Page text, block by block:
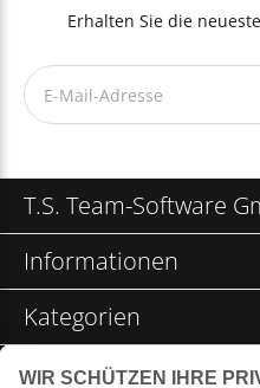
Erhalten Sie die
T.S. Team-Software
Informationen
Kategorien
Kontakt